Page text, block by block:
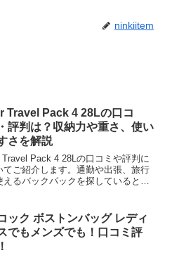
ninkiitem
Travel Pack 4 28Lの口コ
評判は？収納力や重さ、使い
さを解説
Travel Pack 4 28Lの口コミや評判に
てご紹介します。通勤や出張、旅行
えるバックパックを探していると、
ね。Aer Travel Pack ...
ック ボストンバッグ レディ
でもメンズでも！口コミ評